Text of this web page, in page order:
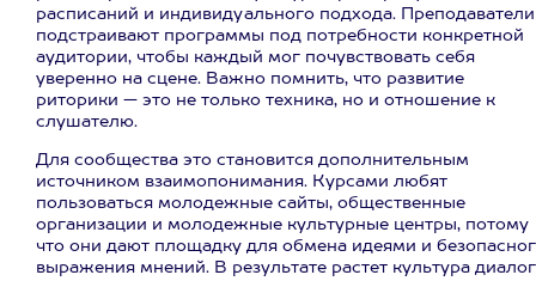
расписаний и индивидуального подхода. Преподаватели
подстраивают программы под потребности конкретной
аудитории, чтобы каждый мог почувствовать себя
уверенно на сцене. Важно помнить, что развитие
риторики — это не только техника, но и отношение к
слушателю.
Для сообщества это становится дополнительным
источником взаимопонимания. Курсами любят
пользоваться молодежные сайты, общественные
организации и молодежные культурные центры, потому
что они дают площадку для обмена идеями и
выражения мнений. В результате растет культура